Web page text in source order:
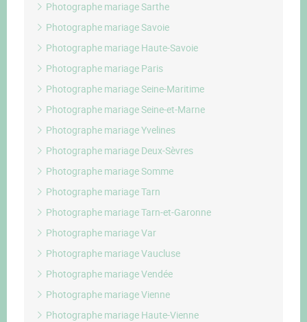
Photographe mariage Sarthe
Photographe mariage Savoie
Photographe mariage Haute-Savoie
Photographe mariage Paris
Photographe mariage Seine-Maritime
Photographe mariage Seine-et-Marne
Photographe mariage Yvelines
Photographe mariage Deux-Sèvres
Photographe mariage Somme
Photographe mariage Tarn
Photographe mariage Tarn-et-Garonne
Photographe mariage Var
Photographe mariage Vaucluse
Photographe mariage Vendée
Photographe mariage Vienne
Photographe mariage Haute-Vienne